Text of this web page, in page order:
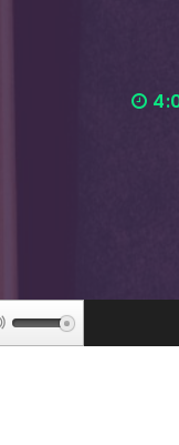
Используйте
клавиши